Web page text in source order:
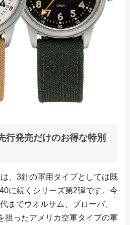
行発売だけのお得な特別
、3針の軍用タイプとしては既
に続くシリーズ第2弾です。今
までウオルサム、ブローバ、
担ったアメリカ空軍タイプの軍